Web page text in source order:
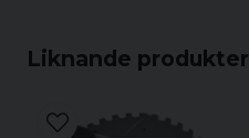
Liknande produkter